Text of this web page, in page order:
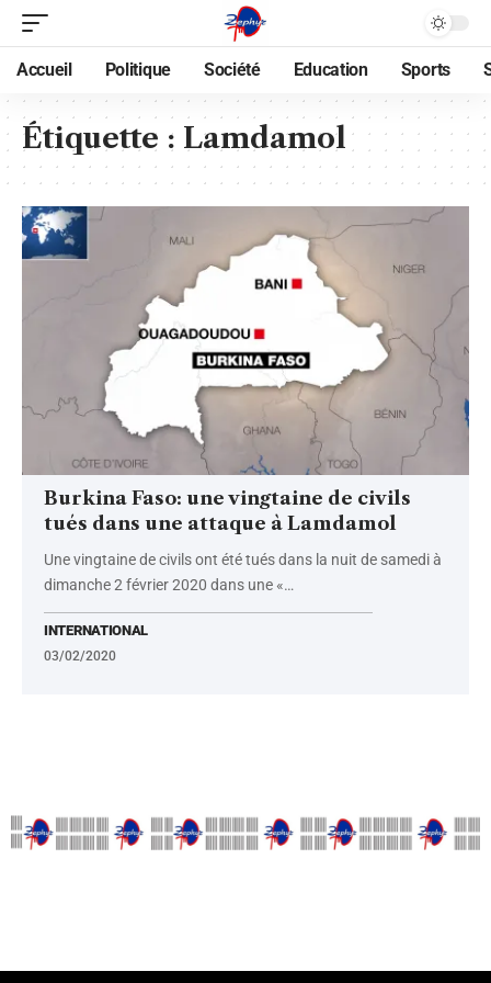
Accueil Politique Société Education Sports
Étiquette : Lamdamol
Burkina Faso: une vingtaine de civils
tués dans une attaque à Lamdamol
Une vingtaine de civils ont été tués dans la nuit de samedi à
dimanche 2 février 2020 dans une «…
INTERNATIONAL
03/02/2020